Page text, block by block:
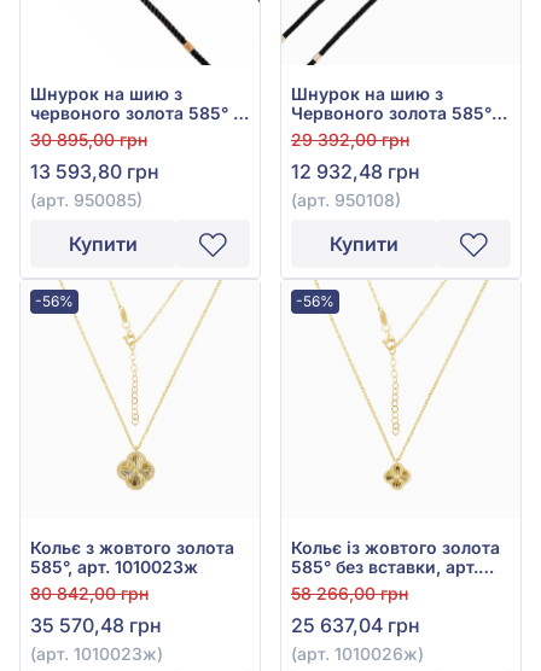
Шнурок на шию з
червоного золота 585° з
текстилем, арт. 950085
30 895,00 грн
13 593,80 грн
(арт. 950085)
Купити
Шнурок на шию з
Червоного золота 585° з
Чорним Текстилем, арт.
950108
29 392,00 грн
12 932,48 грн
(арт. 950108)
Купити
-56%
Кольє з жовтого золота
585°, арт. 1010023ж
80 842,00 грн
35 570,48 грн
(арт. 1010023ж)
-56%
Кольє із жовтого золота
585° без вставки, арт.
1010026ж
58 266,00 грн
25 637,04 грн
(арт. 1010026ж)